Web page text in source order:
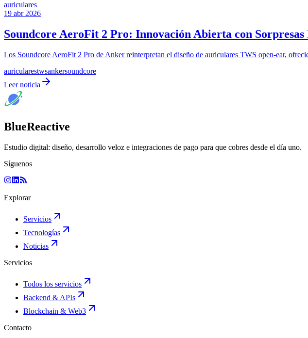
auriculares
19 abr 2026
Soundcore AeroFit 2 Pro: Innovación Abierta con Sorpresas
Los Soundcore AeroFit 2 Pro de Anker reinterpretan el diseño de auriculares TWS open-ear,
auricularestwsankersoundcore
Leer noticia
BlueReactive
Estudio digital: diseño, desarrollo veloz e integraciones de pago para que cobres desde el día uno.
Síguenos
Explorar
Servicios
Tecnologías
Noticias
Servicios
Todos los servicios
Backend & APIs
Blockchain & Web3
Contacto